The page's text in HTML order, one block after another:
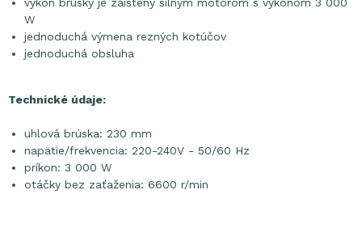
W
jednoduchá výmena rezných kotúčov
jednoduchá obsluha
Technické údaje:
uhlová brúska: 230 mm
napätie/frekvencia: 220-240V - 50/60 Hz
príkon: 3 000 W
otáčky bez zaťaženia: 6600 r/min